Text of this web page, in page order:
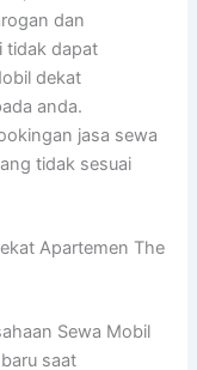
dan
tidak dapat
dekat
anda.
jasa sewa
tidak sesuai
Apartemen The
Sewa Mobil
saat